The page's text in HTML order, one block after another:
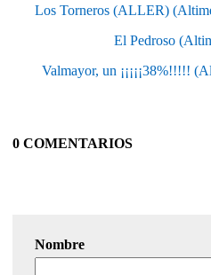
Los Torneros (ALLER)
El Pedroso
Valmayor, un ¡¡¡¡¡38%!!!!!
0 COMENTARIOS
Nombre